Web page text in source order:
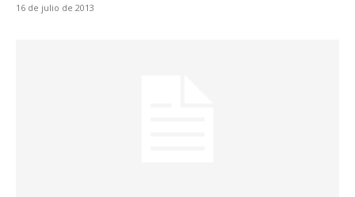
16 de julio de 2013